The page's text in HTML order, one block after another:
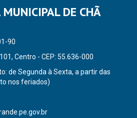
MUNICIPAL DE CHÃ
90
Centro - CEP: 55.636-000
de Segunda à Sexta, a partir das
nos feriados)